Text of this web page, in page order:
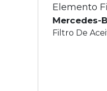
Elemento
Mercedes-
Filtro De